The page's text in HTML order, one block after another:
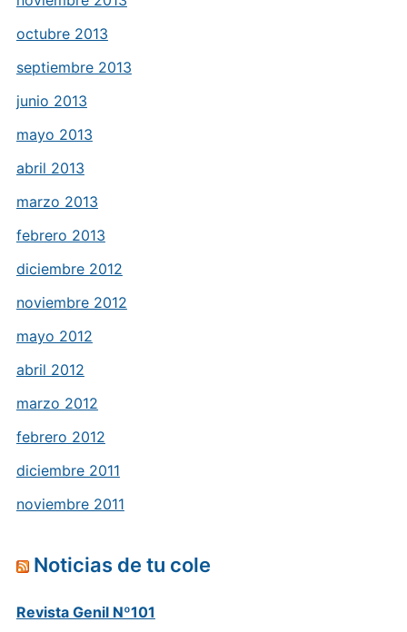
octubre 2013
septiembre 2013
junio 2013
mayo 2013
abril 2013
marzo 2013
febrero 2013
diciembre 2012
noviembre 2012
mayo 2012
abril 2012
marzo 2012
febrero 2012
diciembre 2011
noviembre 2011
Noticias de tu cole
Revista Genil Nº101